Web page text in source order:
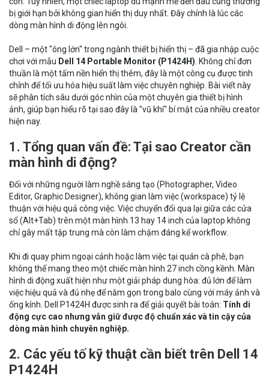
bị giới hạn bởi không gian hiển thị duy nhất. Đây chính là lúc các
dòng màn hình di động lên ngôi.
Dell – một "ông lớn" trong ngành thiết bị hiển thị – đã gia nhập cuộc
chơi với mẫu Dell 14 Portable Monitor (P1424H). Không chỉ đơn
thuần là một tấm nền hiển thị thêm, đây là một công cụ được tinh
chỉnh để tối ưu hóa hiệu suất làm việc chuyên nghiệp. Bài viết này
sẽ phân tích sâu dưới góc nhìn của một chuyên gia thiết bị hình
ảnh, giúp bạn hiểu rõ tại sao đây là "vũ khí" bí mật của nhiều creator
hiện nay.
1. Tổng quan vấn đề: Tại sao Creator cần
màn hình di động?
Đối với những người làm nghề sáng tạo (Photographer, Video
Editor, Graphic Designer), không gian làm việc (workspace) tỷ lệ
thuận với hiệu quả công việc. Việc chuyển đổi qua lại giữa các cửa
sổ (Alt+Tab) trên một màn hình 13 hay 14 inch của laptop không
chỉ gây mất tập trung mà còn làm chậm đáng kể workflow.
Khi đi quay phim ngoại cảnh hoặc làm việc tại quán cà phê, bạn
không thể mang theo một chiếc màn hình 27 inch cồng kềnh. Màn
hình di động xuất hiện như một giải pháp dung hòa: đủ lớn để làm
việc hiệu quả và đủ nhẹ để nằm gọn trong balo cùng với máy ảnh và
ống kính. Dell P1424H được sinh ra để giải quyết bài toán: Tính di
động cực cao nhưng vẫn giữ được độ chuẩn xác và tin cậy của
dòng màn hình chuyên nghiệp.
2. Các yếu tố kỹ thuật cần biết trên Dell 14
P1424H